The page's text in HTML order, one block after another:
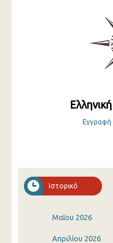
Εγγραφή
Ιστορικό
Μαΐου 2026
Απριλίου 2026